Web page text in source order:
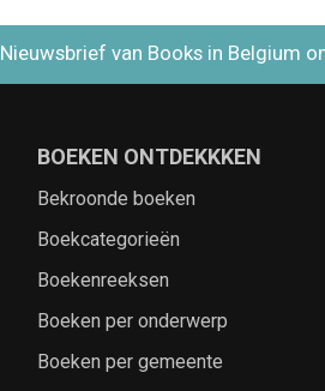
Nieuwsbrief van Books in Belgium
BOEKEN ONTDEKKKEN
Bekroonde boeken
Boekcategorieën
Boekenreeksen
Boeken per onderwerp
Boeken per gemeente